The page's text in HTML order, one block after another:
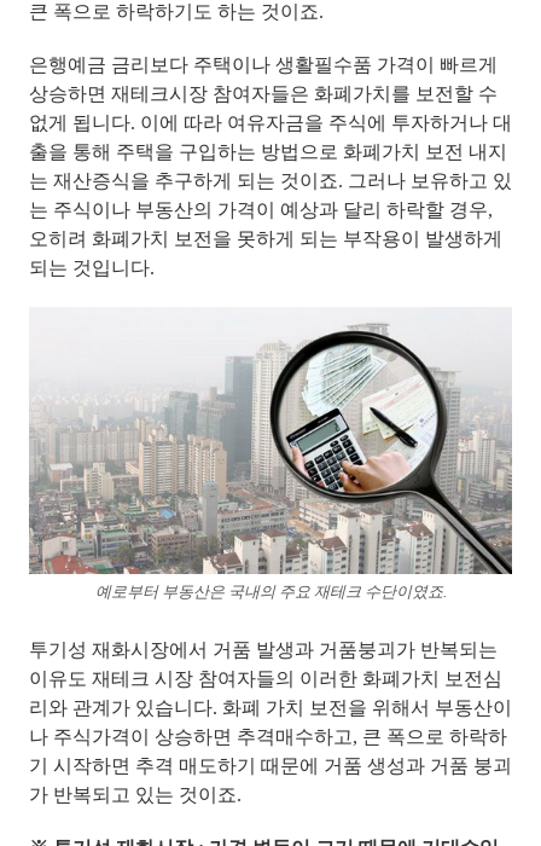
큰 폭으로 하락하기도 하는 것이죠.
은행예금 금리보다 주택이나 생활필수품 가격이 빠르게
상승하면 재테크시장 참여자들은 화폐가치를 보전할 수
없게 됩니다. 이에 따라 여유자금을 주식에 투자하거나 대
출을 통해 주택을 구입하는 방법으로 화폐가치 보전 내지
는 재산증식을 추구하게 되는 것이죠. 그러나 보유하고 있
는 주식이나 부동산의 가격이 예상과 달리 하락할 경우,
오히려 화폐가치 보전을 못하게 되는 부작용이 발생하게
되는 것입니다.
예로부터 부동산은 국내의 주요 재테크 수단이였죠.
투기성 재화시장에서 거품 발생과 거품붕괴가 반복되는
이유도 재테크 시장 참여자들의 이러한 화폐가치 보전심
리와 관계가 있습니다. 화폐 가치 보전을 위해서 부동산이
나 주식가격이 상승하면 추격매수하고, 큰 폭으로 하락하
기 시작하면 추격 매도하기 때문에 거품 생성과 거품 붕괴
가 반복되고 있는 것이죠.